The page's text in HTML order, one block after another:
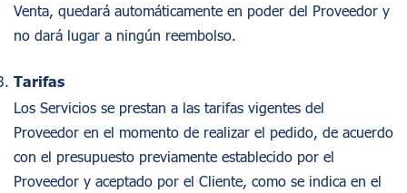
Venta, quedará automáticamente en poder del Proveedor y
no dará lugar a ningún reembolso.
Tarifas
Los Servicios se prestan a las tarifas vigentes del
Proveedor en el momento de realizar el pedido, de acuerdo
con el presupuesto previamente establecido por el
Proveedor y aceptado por el Cliente, como se indica en el